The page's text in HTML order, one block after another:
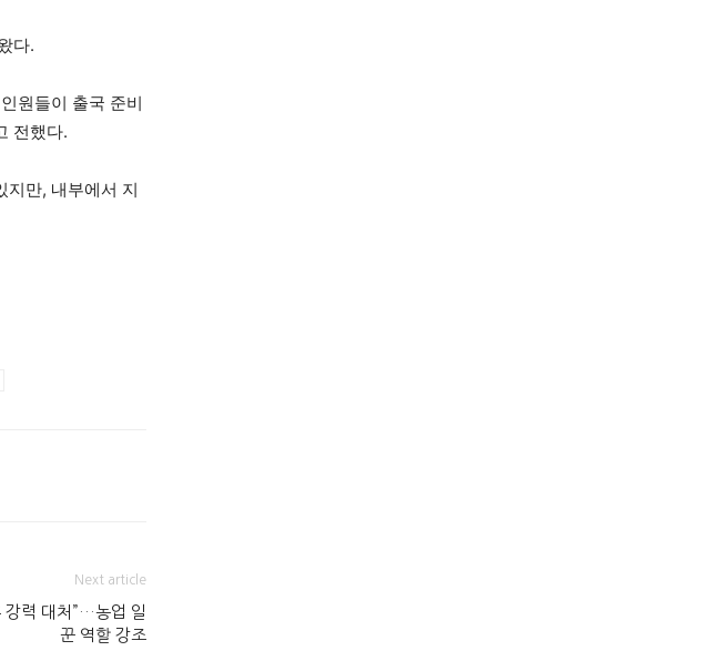
다.
원들이 출국 준비
전했다.
지만, 내부에서 지
Next article
강력 대처”…농업 일
꾼 역할 강조